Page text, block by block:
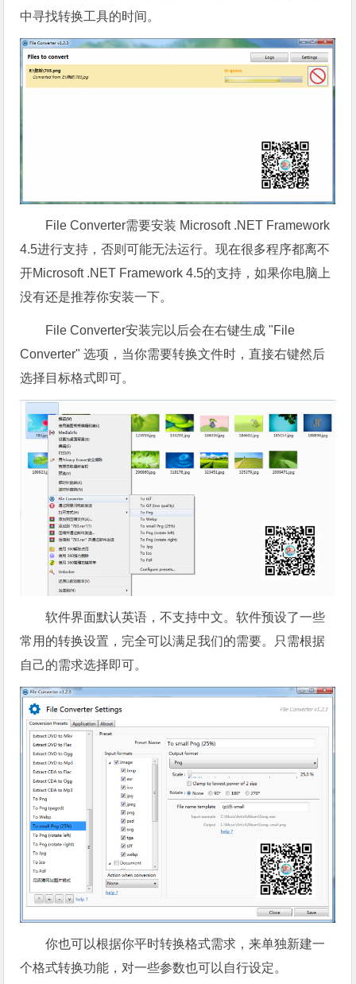
中寻找转换工具的时间。
File Converter需要安装 Microsoft .NET Framework
4.5进行支持，否则可能无法运行。现在很多程序都离不
开Microsoft .NET Framework 4.5的支持，如果你电脑上
没有还是推荐你安装一下。
File Converter安装完以后会在右键生成 "File
Converter" 选项，当你需要转换文件时，直接右键然后
选择目标格式即可。
软件界面默认英语，不支持中文。软件预设了一些
常用的转换设置，完全可以满足我们的需要。只需根据
自己的需求选择即可。
你也可以根据你平时转换格式需求，来单独新建一
个格式转换功能，对一些参数也可以自行设定。